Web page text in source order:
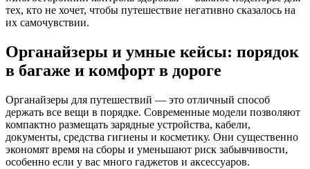
тех, кто не хочет, чтобы путешествие негативно сказалось на
их самочувствии.
Органайзеры и умные кейсы: порядок
в багаже и комфорт в дороге
Органайзеры для путешествий — это отличный способ
держать все вещи в порядке. Современные модели позволяют
компактно размещать зарядные устройства, кабели,
документы, средства гигиены и косметику. Они существенно
экономят время на сборы и уменьшают риск забывчивости,
особенно если у вас много гаджетов и аксессуаров.